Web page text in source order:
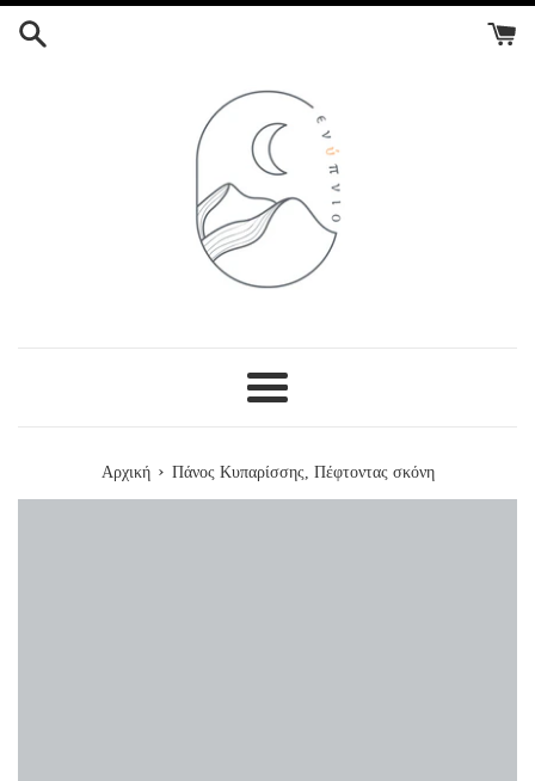
ΣΤΟ
Menu
Αρχική › Πάνος Κυπαρίσσης, Πέφτοντας σκόνη